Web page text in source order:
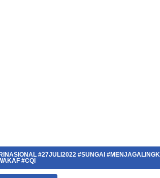
#27JULI2022 #SUNGAI
#CQI